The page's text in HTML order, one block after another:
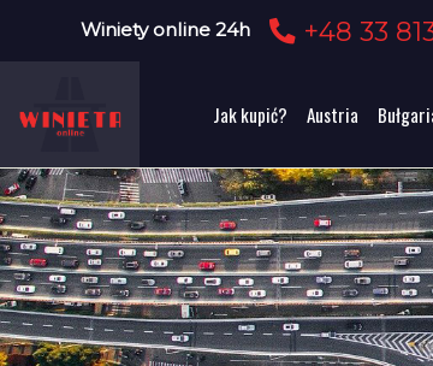
Winiety online 24h +48 33
Jak kupić? Austria